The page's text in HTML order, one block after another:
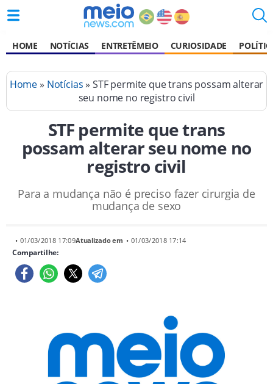
HOME NOTÍCIAS ENTRETÊMEIO CURIOSIDADE
Home» Notícias» STF permite que trans possam alterar
seu nome no registro civil
STF permite que trans
possam alterar seu nome no
registro civil
Para a mudança não é preciso fazer cirurgia de
mudança de sexo
• 01/03/2018 17:09Atualizado em • 01/03/2018 17:14
Compartilhe: